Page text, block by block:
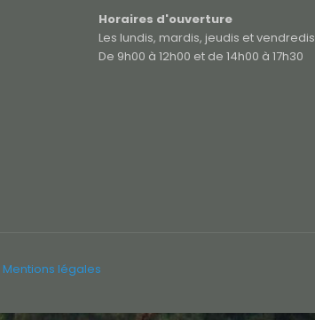
Horaires d'ouverture
Les lundis, mardis, jeudis et vendredis
De 9h00 à 12h00 et de 14h00 à 17h30
Mentions légales